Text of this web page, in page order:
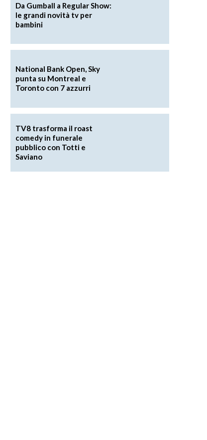
Da Gumball a Regular Show:
le grandi novità tv per
bambini
National Bank Open, Sky
punta su Montreal e
Toronto con 7 azzurri
TV8 trasforma il roast
comedy in funerale
pubblico con Totti e
Saviano